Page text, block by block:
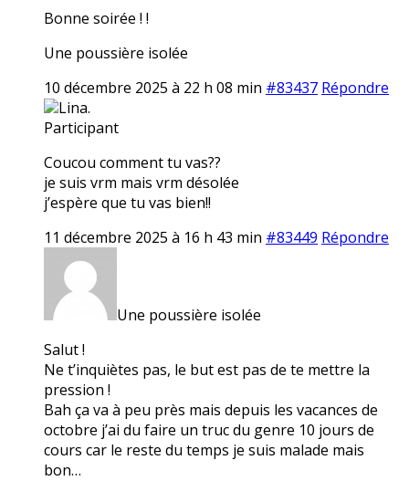
Bonne soirée ! !
Une poussière isolée
10 décembre 2025 à 22 h 08 min #83437 Répondre
Lina.
Participant
Coucou comment tu vas??
je suis vrm mais vrm désolée
j’espère que tu vas bien!!
11 décembre 2025 à 16 h 43 min #83449 Répondre
Une poussière isolée
Salut !
Ne t’inquiètes pas, le but est pas de te mettre la
pression !
Bah ça va à peu près mais depuis les vacances de
octobre j’ai du faire un truc du genre 10 jours de
cours car le reste du temps je suis malade mais
bon…